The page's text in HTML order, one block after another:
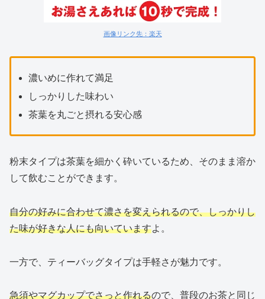
画像リンク先：楽天
濃いめに作れて満足
しっかりした味わい
茶葉を丸ごと摂れる安心感
粉末タイプは茶葉を細かく砕いているため、そのまま溶か
して飲むことができます。
自分の好みに合わせて濃さを変えられるので、しっかりし
た味が好きな人にも向いていますよ。
一方で、ティーバッグタイプは手軽さが魅力です。
急須やマグカップでさっと作れるので、普段のお茶と同じ